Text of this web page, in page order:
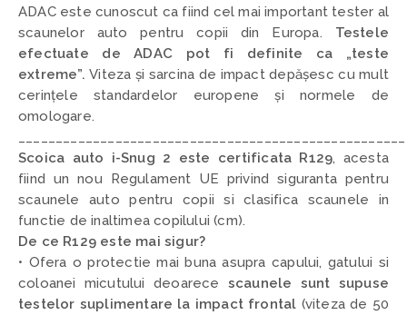
ADAC este cunoscut ca fiind cel mai important tester al
scaunelor auto pentru copii din Europa. Testele
efectuate de ADAC pot fi definite ca „teste
extreme”. Viteza și sarcina de impact depășesc cu mult
cerințele standardelor europene și normele de
omologare.
Scoica auto i-Snug 2 este certificata R129, acesta
fiind un nou Regulament UE privind siguranta pentru
scaunele auto pentru copii si clasifica scaunele in
functie de inaltimea copilului (cm).
De ce R129 este mai sigur?
• Ofera o protectie mai buna asupra capului, gatului si
coloanei micutului deoarece scaunele sunt supuse
testelor suplimentare la impact frontal (viteza de 50